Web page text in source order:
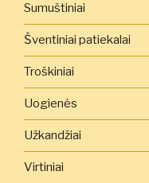
Sumuštiniai
Šventiniai patiekalai
Troškiniai
Uogienės
Užkandžiai
Virtiniai